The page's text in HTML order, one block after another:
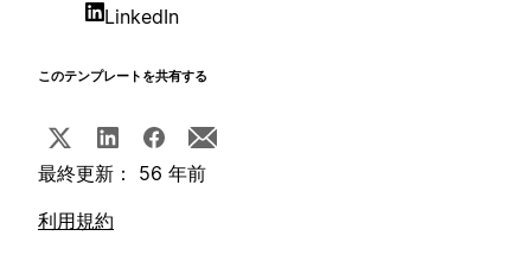
LinkedIn
このテンプレートを共有する
最終更新： 56 年前
利用規約